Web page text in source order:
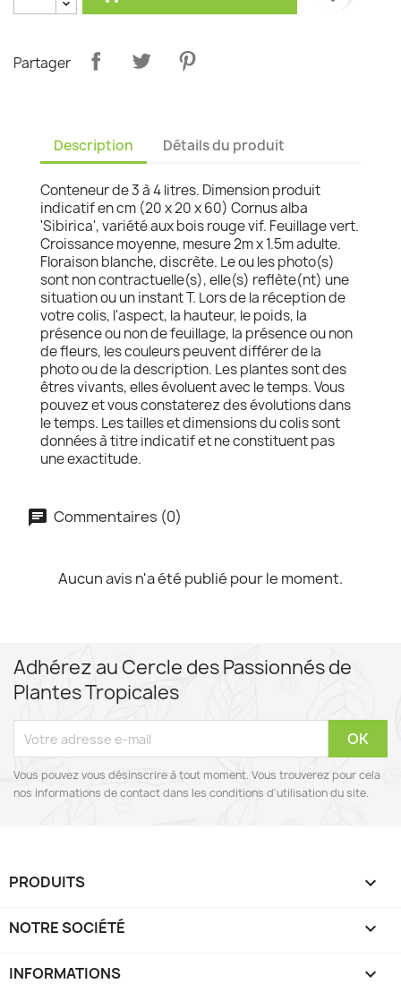
Partager
Description Détails du produit
Conteneur de 3 à 4 litres. Dimension produit
indicatif en cm (20 x 20 x 60) Cornus alba
'Sibirica', variété aux bois rouge vif. Feuillage vert.
Croissance moyenne, mesure 2m x 1.5m adulte.
Floraison blanche, discrète. Le ou les photo(s)
sont non contractuelle(s), elle(s) reflète(nt) une
situation ou un instant T. Lors de la réception de
votre colis, l'aspect, la hauteur, le poids, la
présence ou non de feuillage, la présence ou non
de fleurs, les couleurs peuvent différer de la
photo ou de la description. Les plantes sont des
êtres vivants, elles évoluent avec le temps. Vous
pouvez et vous constaterez des évolutions dans
le temps. Les tailles et dimensions du colis sont
données à titre indicatif et ne constituent pas
une exactitude.
Commentaires (0)
Aucun avis n'a été publié pour le moment.
Adhérez au Cercle des Passionnés de
Plantes Tropicales
Vous pouvez vous désinscrire à tout moment. Vous trouverez pour cela
nos informations de contact dans les conditions d'utilisation du site.
PRODUITS 
NOTRE SOCIÉTÉ 
INFORMATIONS keyboard_arrow_down